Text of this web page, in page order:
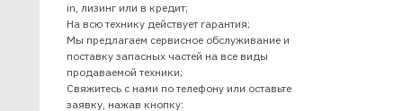
in, лизинг или в кредит;
На всю технику действует гарантия;
Мы предлагаем сервисное обслуживание и
поставку запасных частей на все виды
продаваемой техники;
Свяжитесь с нами по телефону или оставьте
заявку, нажав кнопку: